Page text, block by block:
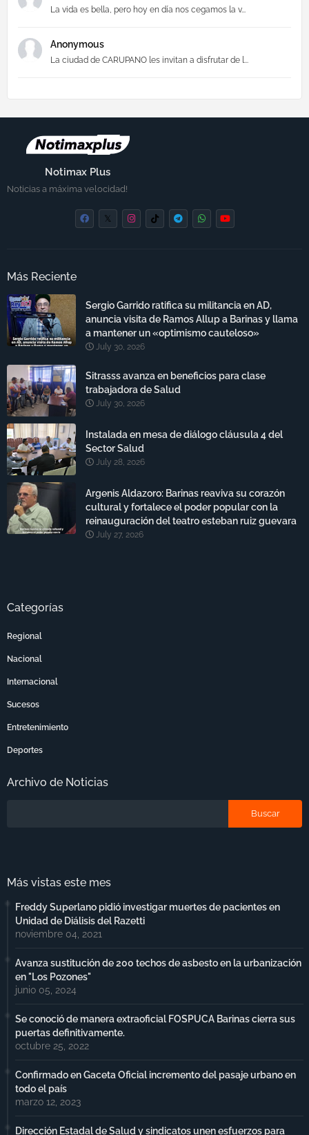
La vida es bella, pero hoy en día nos cegamos la v...
Anonymous
La ciudad de CARUPANO les invitan a disfrutar de l...
Notimax Plus
Noticias a máxima velocidad!
Más Reciente
Sergio Garrido ratifica su militancia en AD,
anuncia visita de Ramos Allup a Barinas y llama
a mantener un «optimismo cauteloso»
July 30, 2026
Sitrasss avanza en beneficios para clase
trabajadora de Salud
July 30, 2026
Instalada en mesa de diálogo cláusula 4 del
Sector Salud
July 28, 2026
Argenis Aldazoro: Barinas reaviva su corazón
cultural y fortalece el poder popular con la
reinauguración del teatro esteban ruiz guevara
July 27, 2026
Categorías
Regional
Nacional
Internacional
Sucesos
Entretenimiento
Deportes
Archivo de Noticias
Más vistas este mes
Freddy Superlano pidió investigar muertes de pacientes en
Unidad de Diálisis del Razetti
noviembre 04, 2021
Avanza sustitución de 200 techos de asbesto en la urbanización
en "Los Pozones"
junio 05, 2024
Se conoció de manera extraoficial FOSPUCA Barinas cierra sus
puertas definitivamente.
octubre 25, 2022
Confirmado en Gaceta Oficial incremento del pasaje urbano en
todo el país
marzo 12, 2023
Dirección Estadal de Salud y sindicatos unen esfuerzos para